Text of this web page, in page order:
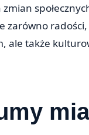
zarówno
ale także